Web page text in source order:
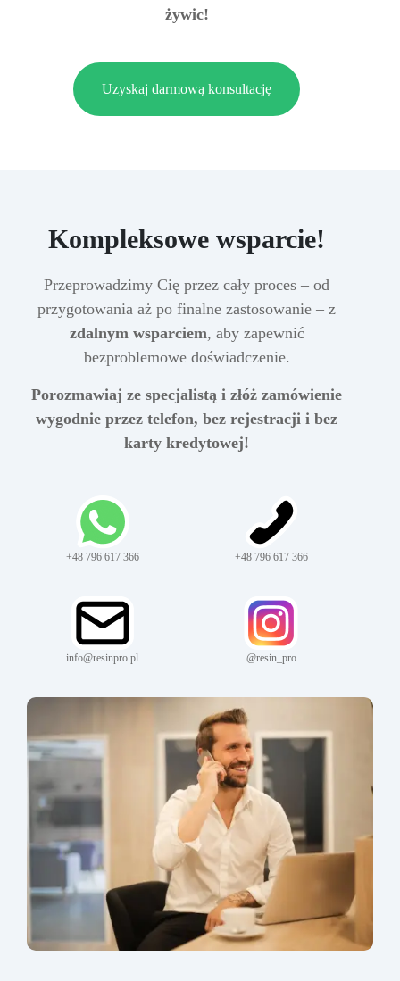
żywic!
Uzyskaj darmową konsultację
Kompleksowe wsparcie!
Przeprowadzimy Cię przez cały proces – od
przygotowania aż po finalne zastosowanie – z
zdalnym wsparciem, aby zapewnić
bezproblemowe doświadczenie.
Porozmawiaj ze specjalistą i złóż zamówienie
wygodnie przez telefon, bez rejestracji i bez
karty kredytowej!
+48 796 617 366 +48 796 617 366
info@resinpro.pl @resin_pro